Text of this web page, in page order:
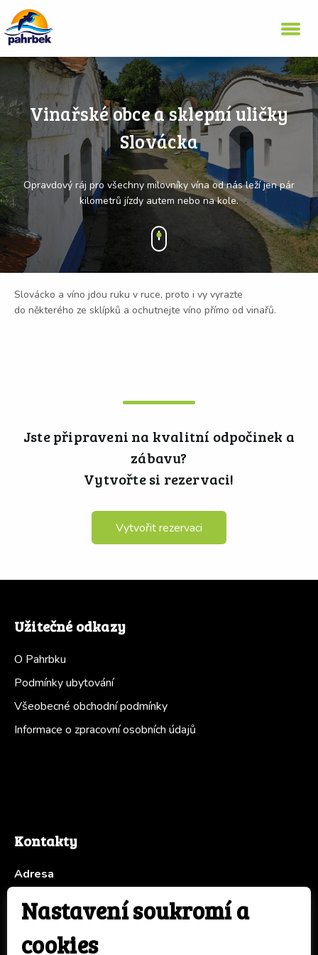
Nastavení soukromí a
cookies
Vinařské obce a sklepní uličky
Slovácka
Opravdový ráj pro všechny milovníky vína od nás leží jen pár
kilometrů jízdy autem nebo na kole.
Slovácko a víno jdou ruku v ruce, proto i vy vyrazte
do některého ze sklípků a ochutnejte víno přímo od vinařů.
Jste připraveni na kvalitní odpočinek a
zábavu?
Vytvořte si rezervaci!
Vytvořit rezervaci
Užitečné odkazy
O Pahrbku
Podmínky ubytování
Všeobecné obchodní podmínky
Informace o zpracovní osobních údajů
Kontakty
Adresa
Pahrbek 735
763 61 Napajedla
Otevírací doba recepce